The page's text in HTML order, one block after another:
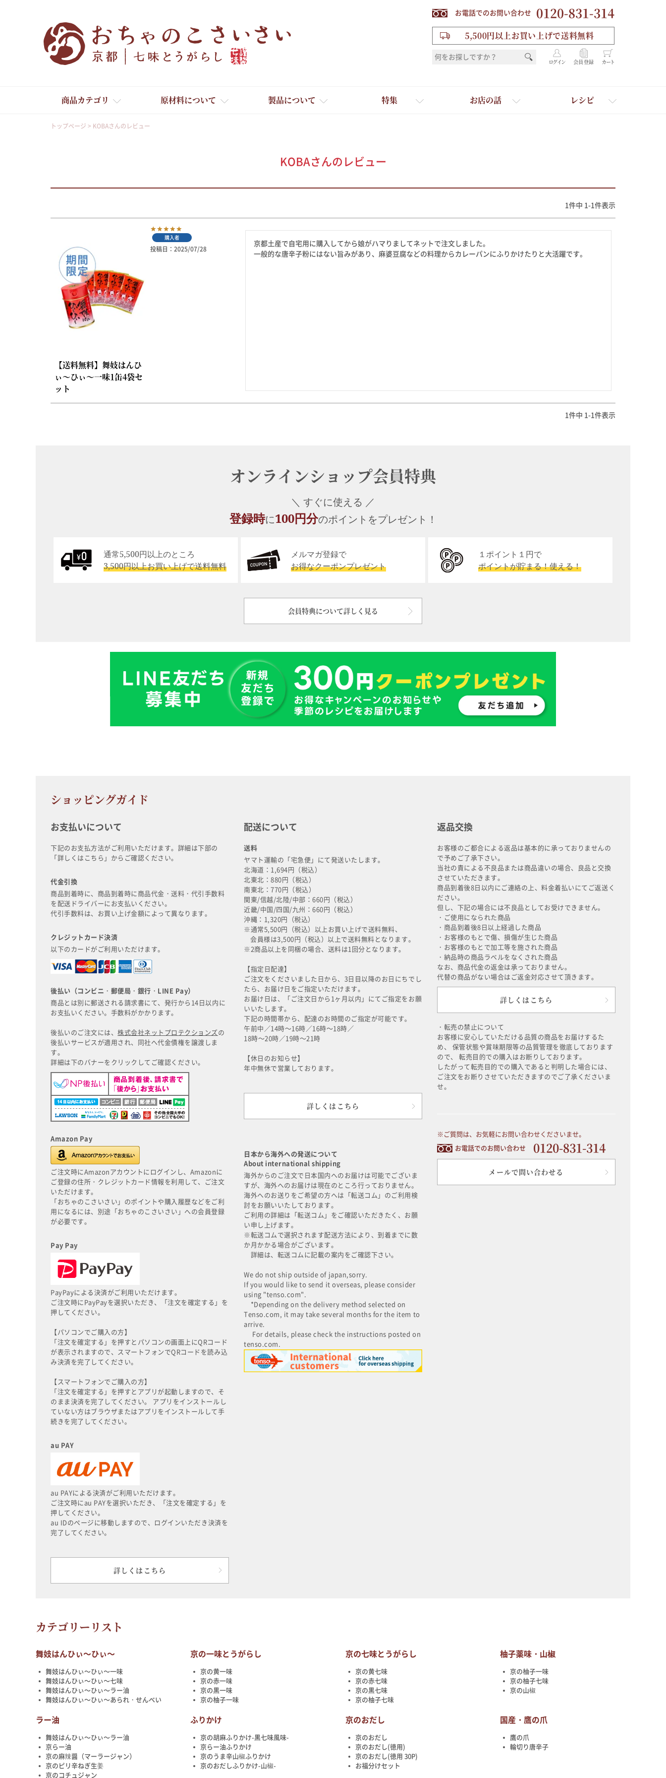
お電話でのお問い合わせ 0120-831-314
5,500円以上お買い上げで送料無料
ログイン 会員登録 カート
商品カテゴリ
京の一味とうがらし
京の七味とうがらし
柚子薬味・山椒
ラー油
ふりかけ
送料無料
お土産・ギフト 贈る人に合わせて一味・七味を選ぶ
原材料について 製品について 特集 お店の話 レシピ
トップページ KOBAさんのレビュー
KOBAさんのレビュー
1 件中 1 -1 件表示
【送料無料】舞妓はんひ
ぃ～ひぃ～一味1缶4袋セ
ット
購入者
投稿日 2025/07/28
京都土産で自宅用に購入してから娘がハマりましてネットで注文しました。
一般的な唐辛子粉にはない旨みがあり、麻婆豆腐などの料理からカレーパンにふりかけたりと大活躍です。
1 件中 1 -1 件表示
オンラインショップ会員特典
＼ すぐに使える ／
登録時に100円分のポイントをプレゼント！
通常5,500円以上のところ
3,500円以上お買い上げで送料無料
メルマガ登録で
お得なクーポンプレゼント
１ポイント１円で
ポイントが貯まる！使える！
会員特典について詳しく見る
ショッピングガイド
お支払いについて
下記のお支払方法がご利用いただけます。詳細は下部の
「詳しくはこちら」からご確認ください。
代金引換
商品到着時に、商品到着時に商品代金・送料・代引手数料
を配送ドライバーにお支払いください。
代引手数料は、お買い上げ金額によって異なります。
クレジットカード決済
以下のカードがご利用いただけます。
後払い（コンビニ・郵便局・銀行・LINE Pay）
商品とは別に郵送される請求書にて、発行から14日以内に
お支払いください。手数料がかかります。
後払いのご注文には、株式会社ネットプロテクションズの
後払いサービスが適用され、同社へ代金債権を譲渡しま
す。
詳細は下のバナーをクリックしてご確認ください。
Amazon Pay
ご注文時にAmazonアカウントにログインし、Amazonに
ご登録の住所・クレジットカード情報を利用して、ご注文
いただけます。
「おちゃのこさいさい」のポイントや購入履歴などをご利
用になるには、別途「おちゃのこさいさい」への会員登録
が必要です。
Pay Pay
PayPayによる決済がご利用いただけます。
ご注文時にPayPayを選択いただき、「注文を確定する」を
押してください。
【パソコンでご購入の方】
「注文を確定する」を押すとパソコンの画面上にQRコード
が表示されますので、スマートフォンでQRコードを読み込
み決済を完了してください。
【スマートフォンでご購入の方】
「注文を確定する」を押すとアプリが起動しますので、そ
のまま決済を完了してください。 アプリをインストールし
ていない方はブラウザまたはアプリをインストールして手
続きを完了してください。
au PAY
au PAYによる決済がご利用いただけます。
ご注文時にau PAYを選択いただき、「注文を確定する」を
押してください。
au IDのページに移動しますので、ログインいただき決済を
完了してください。
詳しくはこちら
配送について
送料
ヤマト運輸の「宅急便」にて発送いたします。
北海道：1,694円（税込）
北東北：880円（税込）
南東北：770円（税込）
関東/信越/北陸/中部：660円（税込）
近畿/中国/四国/九州：660円（税込）
沖縄：1,320円（税込）
※通常5,500円（税込）以上お買い上げで送料無料、
会員様は3,500円（税込）以上で送料無料となります。
※2商品以上を同梱の場合、送料は1回分となります。
【指定日配達】
ご注文をくださいました日から、3日目以降のお日にちでし
たら、お届け日をご指定いただけます。
お届け日は、「ご注文日から1ヶ月以内」にてご指定をお願
いいたします。
下記の時間帯から、配達のお時間のご指定が可能です。
午前中／14時～16時／16時～18時／
18時～20時／19時～21時
【休日のお知らせ】
年中無休で営業しております。
詳しくはこちら
日本から海外への発送について
About international shipping
海外からのご注文で日本国内へのお届けは可能でございま
すが、海外へのお届けは現在のところ行っておりません。
海外へのお送りをご希望の方へは「転送コム」のご利用検
討をお願いいたしております。
ご利用の詳細は「転送コム」をご確認いただきたく、お願
い申し上げます。
※転送コムで選択されます配送方法により、到着までに数
か月かかる場合がございます。
詳細は、転送コムに記載の案内をご確認下さい。
We do not ship outside of japan,sorry.
If you would like to send it overseas, please consider
using "tenso.com".
*Depending on the delivery method selected on
Tenso.com, it may take several months for the item to
arrive.
For details, please check the instructions posted on
tenso.com.
返品交換
お客様のご都合による返品は基本的に承っておりませんの
で予めご了承下さい。
当社の責による不良品または商品違いの場合、良品と交換
させていただきます。
商品到着後8日以内にご連絡の上、料金着払いにてご返送く
ださい。
但し、下記の場合には不良品としてお受けできません。
・ご使用になられた商品
・商品到着後8日以上経過した商品
・お客様のもとで傷、損傷が生じた商品
・お客様のもとで加工等を施された商品
・納品時の商品ラベルをなくされた商品
なお、商品代金の返金は承っておりません。
代替の商品がない場合はご返金対応させて頂きます。
詳しくはこちら
・転売の禁止について
お客様に安心していただける品質の商品をお届けするた
め、 保管状態や賞味期限等の品質管理を徹底しております
ので、 転売目的での購入はお断りしております。
したがって転売目的での購入であると判明した場合には、
ご注文をお断りさせていただきますのでご了承くださいま
せ。
※ご質問は、お気軽にお問い合わせくださいませ。
お電話でのお問い合わせ 0120-831-314
メールで問い合わせる
カテゴリーリスト
舞妓はんひぃ～ひぃ～
舞妓はんひぃ～ひぃ～一味
舞妓はんひぃ～ひぃ～七味
舞妓はんひぃ～ひぃ～ラー油
舞妓はんひぃ～ひぃ～あられ・せんべい
京の一味とうがらし
京の黄一味
京の赤一味
京の黒一味
京の柚子一味
京の七味とうがらし
京の黄七味
京の赤七味
京の黒七味
京の柚子七味
柚子薬味・山椒
京の柚子一味
京の柚子七味
京の山椒
ラー油
舞妓はんひぃ～ひぃ～ラー油
京らー油
京の麻辣醤（マーラージャン）
京のピリ辛ねぎ生姜
京のコチュジャン
ふりかけ
京の胡麻ふりかけ-黒七味風味-
京らー油ふりかけ
京のうま辛山椒ふりかけ
京のおだしふりかけ-山椒-
京のおだし
京のおだし
京のおだし(徳用)
京のおだし(徳用 30P)
お福分けセット
国産・鷹の爪
鷹の爪
輪切り唐辛子